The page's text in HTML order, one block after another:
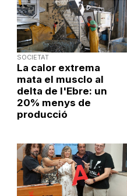
SOCIETAT
La calor extrema
mata el musclo al
delta de l'Ebre: un
20% menys de
producció